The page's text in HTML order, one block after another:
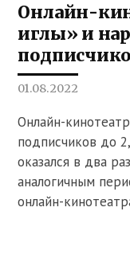
Онлайн-
иглы» и
01.08.2022
Онлайн-
подписчиков до
оказался в два
аналогичным
онлайн-